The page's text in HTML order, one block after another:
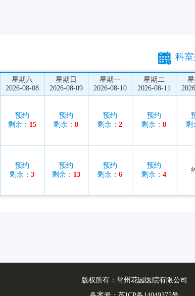
科
星期六
2026-08-08
星期日
2026-08-09
星期一
2026-08-10
星期二
2026-08-11
预约
剩余： 15
预约
剩余： 8
预约
剩余： 2
预约
剩余： 8
剩
预约
剩余： 3
预约
剩余： 13
预约
剩余： 6
预约
剩余： 4
版权所有：常州花园医院有限公司